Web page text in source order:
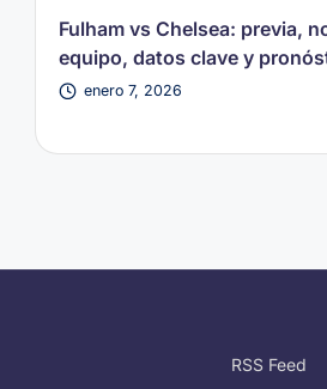
Fulham vs Chelsea: previa,
equipo, datos clave y
enero 7, 2026
RSS Feed